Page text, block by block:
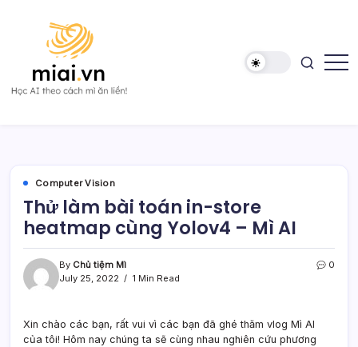
liền!
Computer Vision
Thử làm bài toán in-store
heatmap cùng Yolov4 – Mì AI
By Chủ tiệm Mì
July 25, 2022
1 Min Read
0
Xin chào các bạn, rất vui vì các bạn đã ghé thăm vlog Mì AI
của tôi! Hôm nay chúng ta sẽ cùng nhau nghiên cứu phương